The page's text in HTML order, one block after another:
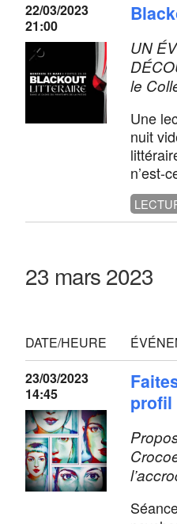
22/03/2023
21:00
UN
le
Une
nuit
n’est-
23 mars 2023
DATE/HEURE
23/03/2023
14:45
profil